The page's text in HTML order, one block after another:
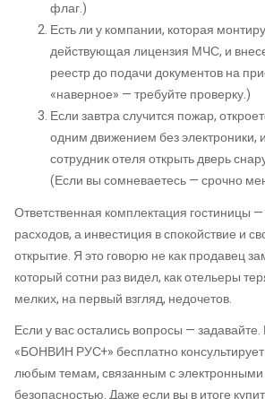
флаг.)
Есть ли у компании, которая
действующая лицензия МЧС, и
реестр до подачи документов на
«наверное» — требуйте проверку.)
Если завтра случится пожар,
одним движением без электроники,
сотрудник отеля открыть дверь
(Если вы сомневаетесь — срочно
Ответственная комплектация гостиницы —
расходов, а инвестиция в спокойствие и
открытие. Я это говорю не как продавец
который сотни раз видел, как отельеры
мелких, на первый взгляд, недочетов.
Если у вас остались вопросы —
«БОНВИН РУС+» бесплатно
любым темам, связанным с